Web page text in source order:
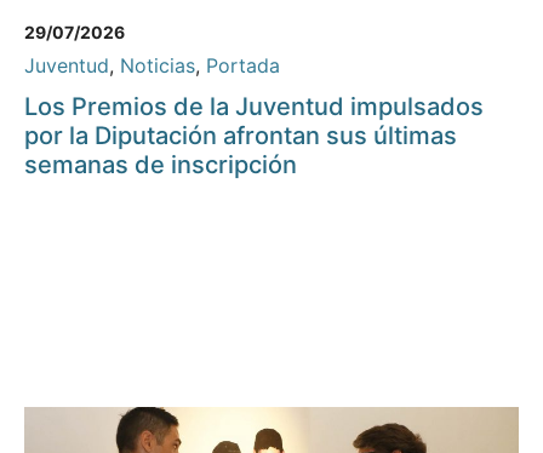
29/07/2026
Juventud, Noticias, Portada
Los Premios de la Juventud impulsados
por la Diputación afrontan sus últimas
semanas de inscripción